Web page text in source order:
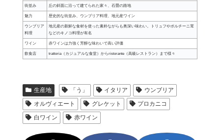
街並み 丘の斜面に沿って建てられた家々、石畳の路地
魅力 歴史的な街並み、ウンブリア料理、地元産ワイン
ウンブリア
料理
地元産の新鮮な食材を使った素朴ながらも奥深い味わい。トリュフやポルチーニ茸
などのキノコ料理が有名
ワイン 赤ワインは力強く芳醇な味わいで高い評価
飲食店 trattoria（カジュアルな食堂）からristorante（高級レストラン）まで様々
生産地 「う」 イタリア
ウンブリア
オルヴィエート
グレケット
プロカニコ
白ワイン
赤ワイン